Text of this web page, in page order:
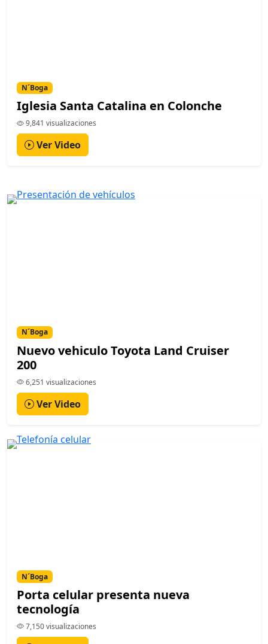
N´Boga
Iglesia Santa Catalina en Colonche
9,841 visualizaciones
Ver Video
N´Boga
Nuevo vehiculo Toyota Land Cruiser
200
6,251 visualizaciones
Ver Video
N´Boga
Porta celular presenta nueva
tecnología
7,150 visualizaciones